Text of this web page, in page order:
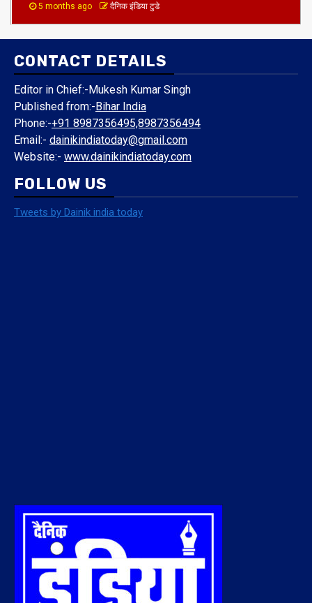
5 months ago दैनिक इंडिया टुडे
CONTACT DETAILS
Editor in Chief:-Mukesh Kumar Singh
Published from:-Bihar India
Phone:-+91 8987356495,8987356494
Email:- dainikindiatoday@gmail.com
Website:- www.dainikindiatoday.com
FOLLOW US
Tweets by Dainik india today